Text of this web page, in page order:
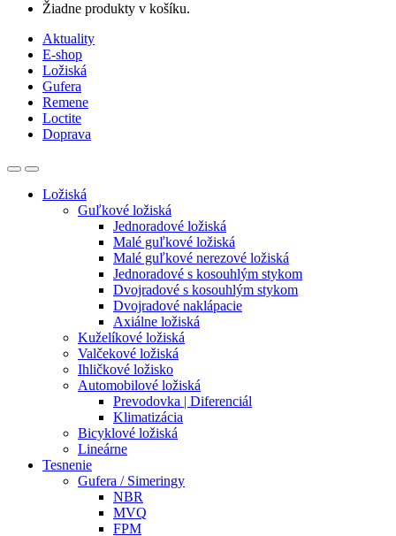
Žiadne produkty v košíku.
Aktuality
E-shop
Ložiská
Gufera
Remene
Loctite
Doprava
Ložiská
Guľkové ložiská
Jednoradové ložiská
Malé guľkové ložiská
Malé guľkové nerezové ložiská
Jednoradové s kosouhlým stykom
Dvojradové s kosouhlým stykom
Dvojradové naklápacie
Axiálne ložiská
Kuželíkové ložiská
Valčekové ložiská
Ihličkové ložisko
Automobilové ložiská
Prevodovka | Diferenciál
Klimatizácia
Bicyklové ložiská
Lineárne
Tesnenie
Gufera / Simeringy
NBR
MVQ
FPM